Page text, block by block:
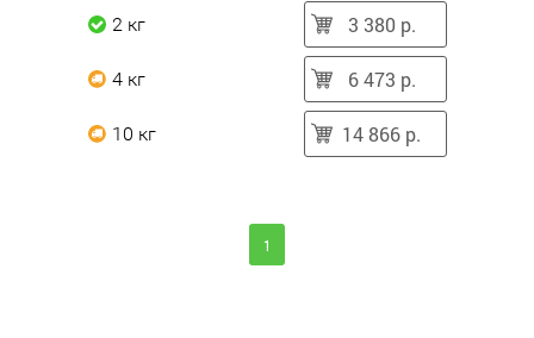
2 кг 3 380 р.
4 кг 6 473 р.
10 кг 14 866 р.
1